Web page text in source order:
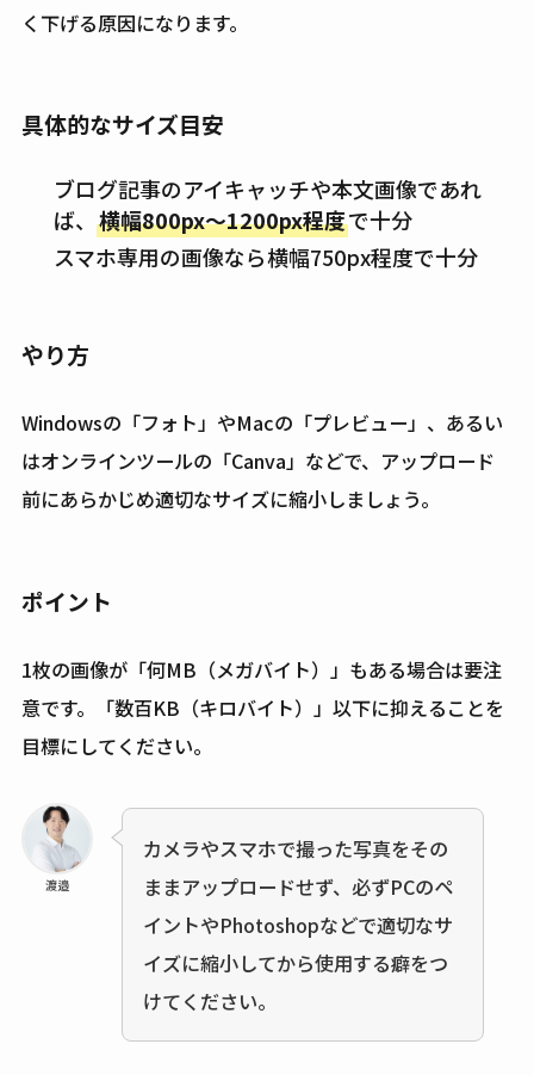
く下げる原因になります。
具体的なサイズ目安
ブログ記事のアイキャッチや本文画像であれ
ば、 横幅800px〜1200px程度で十分
スマホ専用の画像なら横幅750px程度で十分
やり方
Windowsの「フォト」やMacの「プレビュー」、あるい
はオンラインツールの「Canva」などで、アップロード
前にあらかじめ適切なサイズに縮小しましょう。
ポイント
1枚の画像が「何MB（メガバイト）」もある場合は要注
意です。「数百KB（キロバイト）」以下に抑えることを
目標にしてください。
渡邉
カメラやスマホで撮った写真をその
ままアップロードせず、必ずPCのペ
イントやPhotoshopなどで適切なサ
イズに縮小してから使用する癖をつ
けてください。